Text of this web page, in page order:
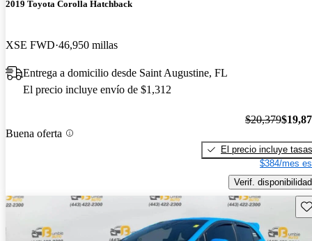
2019 Toyota Corolla Hatchback
XSE FWD 46,950 millas
Entrega a domicilio desde Saint Augustine, FL
El precio incluye envío de $1,312
Buena oferta
$20,379
El precio incluye tasas
$384/mes
Verif. disponibilidad